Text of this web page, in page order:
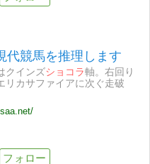
代競馬を推理します
クインズショコラ軸。右回り
リカサファイアに次ぐ走破